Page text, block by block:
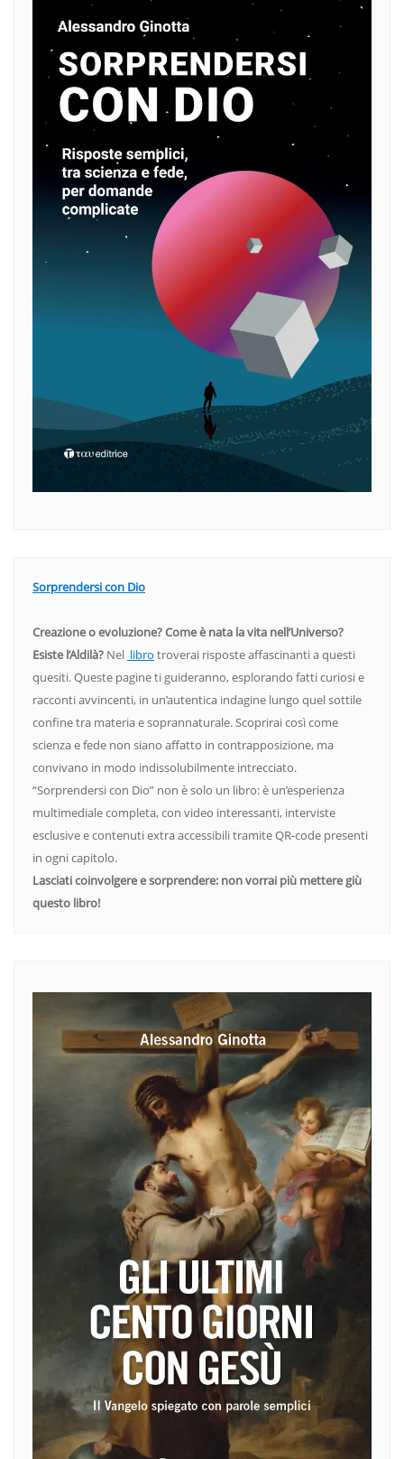
Sorprendersi con Dio
Creazione o evoluzione? Come è nata la vita nell’Universo?
Esiste l’Aldilà? Nel libro troverai risposte affascinanti a questi
quesiti. Queste pagine ti guideranno, esplorando fatti curiosi e
racconti avvincenti, in un’autentica indagine lungo quel sottile
confine tra materia e soprannaturale. Scoprirai così come
scienza e fede non siano affatto in contrapposizione, ma
convivano in modo indissolubilmente intrecciato.
“Sorprendersi con Dio” non è solo un libro: è un’esperienza
multimediale completa, con video interessanti, interviste
esclusive e contenuti extra accessibili tramite QR-code presenti
in ogni capitolo.
Lasciati coinvolgere e sorprendere: non vorrai più mettere giù
questo libro!